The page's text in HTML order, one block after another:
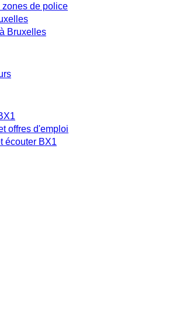
zones de police
Bruxelles
offres d'emploi
écouter BX1